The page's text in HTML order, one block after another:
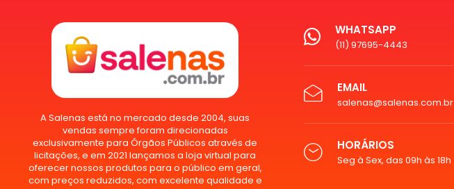
A Salenas está no mercado desde 2004, suas
vendas sempre foram direcionadas
exclusivamente para Órgãos Públicos através de
licitações, e em 2021 lançamos a loja virtual para
oferecer nossos produtos para o público em geral,
com preços reduzidos, com excelente qualidade e
WHATSAPP
(11) 97695-4443
EMAIL
salenas@salenas.com.br
HORÁRIOS
Seg à Sex, das 09h às 18h